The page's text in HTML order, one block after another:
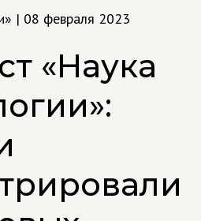
| 08 февраля 2023
«Наука